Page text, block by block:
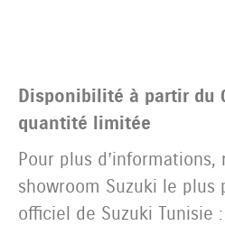
Disponibilité à partir du
quantité limitée
Pour plus
showroom Suzuki le
officiel de Suzuki Tunisie :